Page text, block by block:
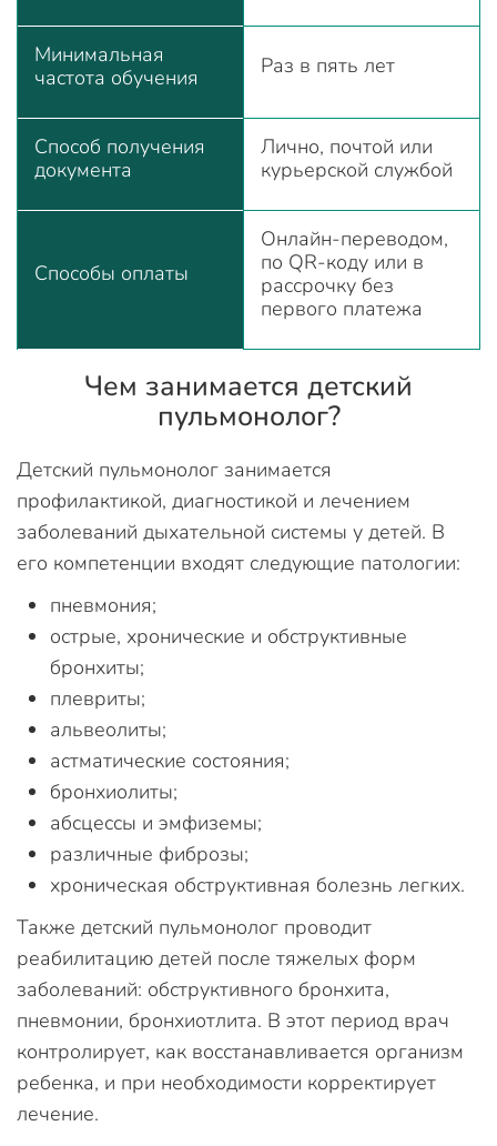
Минимальная
частота обучения
Раз в пять лет
Способ получения
документа
Лично, почтой или
курьерской службой
Способы оплаты
Онлайн-переводом,
по QR-коду или в
рассрочку без
первого платежа
Чем занимается детский
пульмонолог?
Детский пульмонолог занимается
профилактикой, диагностикой и лечением
заболеваний дыхательной системы у детей. В
его компетенции входят следующие патологии:
пневмония;
острые, хронические и обструктивные
бронхиты;
плевриты;
альвеолиты;
астматические состояния;
бронхиолиты;
абсцессы и эмфиземы;
различные фиброзы;
хроническая обструктивная болезнь легких.
Также детский пульмонолог проводит
реабилитацию детей после тяжелых форм
заболеваний: обструктивного бронхита,
пневмонии, бронхиотлита. В этот период врач
контролирует, как восстанавливается организм
ребенка, и при необходимости корректирует
лечение.